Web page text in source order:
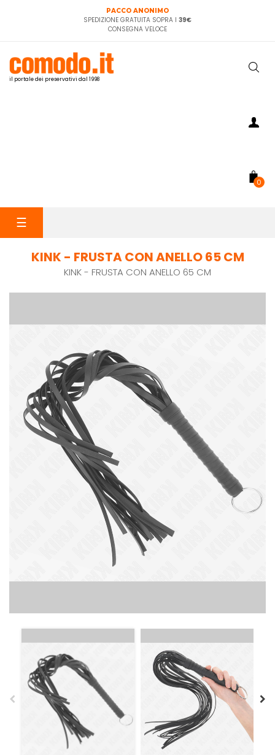
PACCO ANONIMO
SPEDIZIONE GRATUITA SOPRA I 39€
CONSEGNA VELOCE
il portale dei preservativi dal 1998
0
navigazione
☰
KINK - FRUSTA CON ANELLO 65 CM
KINK - FRUSTA CON ANELLO 65 CM